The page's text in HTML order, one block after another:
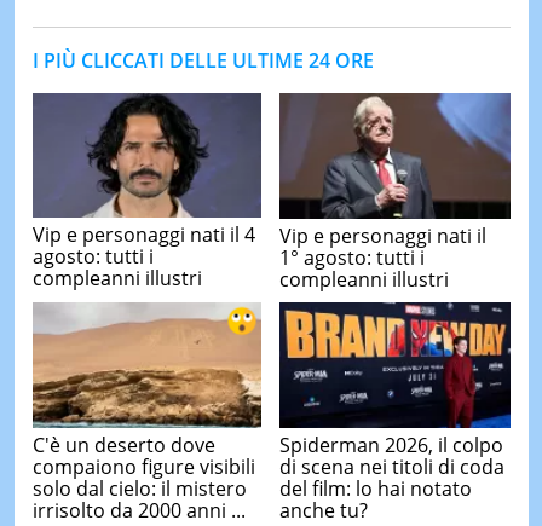
I PIÙ CLICCATI DELLE ULTIME 24 ORE
Vip e personaggi nati il 4
agosto: tutti i
compleanni illustri
Vip e personaggi nati il
1° agosto: tutti i
compleanni illustri
C'è un deserto dove
compaiono figure visibili
solo dal cielo: il mistero
irrisolto da 2000 anni ...
Spiderman 2026, il colpo
di scena nei titoli di coda
del film: lo hai notato
anche tu?